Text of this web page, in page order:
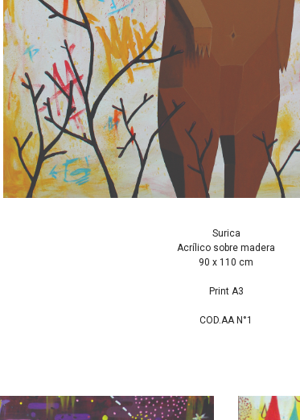
Surica
Acrílico sobre madera
90 x 110 cm
Print A3
COD.AA N°1